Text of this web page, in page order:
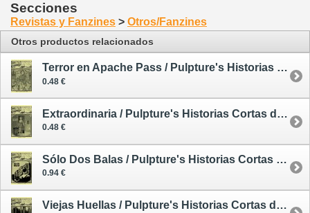
Secciones
Revistas y Fanzines > Otros/Fanzines
Otros productos relacionados
Terror en Apache Pass / Pulpture's Historias Cortas de Intensa Ficción 1
0.48 €
Extraordinaria / Pulpture's Historias Cortas de Intensa Ficción 2
0.48 €
Sólo Dos Balas / Pulpture's Historias Cortas de Intensa Ficción 3
0.94 €
Viejas Huellas / Pulpture's Historias Cortas de Intensa Ficción 4